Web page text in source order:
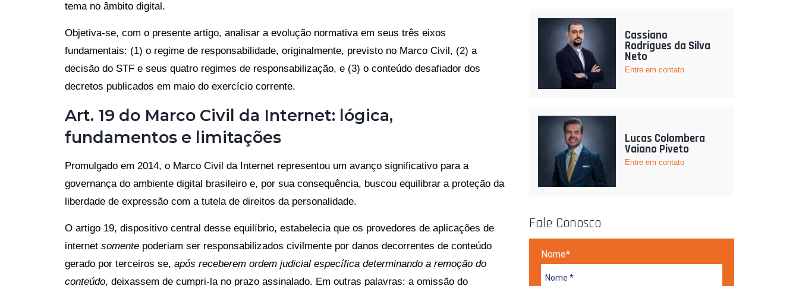
tema no âmbito digital.
Objetiva-se, com o presente artigo, analisar a evolução normativa em seus três eixos
fundamentais: (1) o regime de responsabilidade, originalmente, previsto no Marco Civil, (2) a
decisão do STF e seus quatro regimes de responsabilização, e (3) o conteúdo desafiador dos
decretos publicados em maio do exercício corrente.
Art. 19 do Marco Civil da Internet: lógica,
fundamentos e limitações
Promulgado em 2014, o Marco Civil da Internet representou um avanço significativo para a
governança do ambiente digital brasileiro e, por sua consequência, buscou equilibrar a proteção da
liberdade de expressão com a tutela de direitos da personalidade.
O artigo 19, dispositivo central desse equilíbrio, estabelecia que os provedores de aplicações de
internetsomente poderiam ser responsabilizados civilmente por danos decorrentes de conteúdo
gerado por terceiros se,após receberem ordem judicial específica determinando a remoção do
conteúdo, deixassem de cumpri-la no prazo assinalado. Em outras palavras: a omissão do
Cassiano
Rodrigues da Silva
Neto
Entre em contato
Lucas Colombera
Vaiano Piveto
Entre em contato
Fale Conosco
Nome*